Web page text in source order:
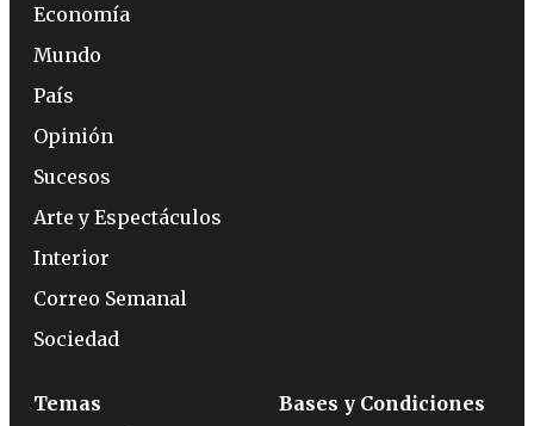
Economía
Mundo
País
Opinión
Sucesos
Arte y Espectáculos
Interior
Correo Semanal
Sociedad
Temas
Bases y Condiciones